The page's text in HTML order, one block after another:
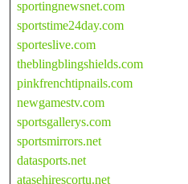
sportingnewsnet.com
sportstime24day.com
sporteslive.com
theblingblingshields.com
pinkfrenchtipnails.com
newgamestv.com
sportsgallerys.com
sportsmirrors.net
datasports.net
atasehirescortu.net